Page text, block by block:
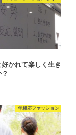
かれて楽しく生き
年相応ファッション